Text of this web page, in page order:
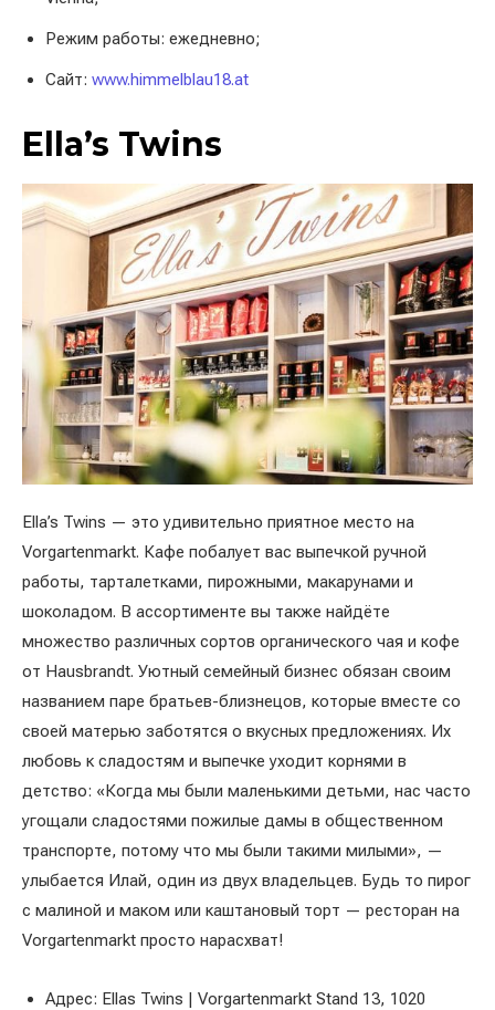
Режим работы: ежедневно;
Сайт: www.himmelblau18.at
Ella’s Twins
Ella’s Twins — это удивительно приятное место на
Vorgartenmarkt. Кафе побалует вас выпечкой ручной
работы, тарталетками, пирожными, макарунами и
шоколадом. В ассортименте вы также найдёте
множество различных сортов органического чая и кофе
от Hausbrandt. Уютный семейный бизнес обязан своим
названием паре братьев-близнецов, которые вместе со
своей матерью заботятся о вкусных предложениях. Их
любовь к сладостям и выпечке уходит корнями в
детство: «Когда мы были маленькими детьми, нас часто
угощали сладостями пожилые дамы в общественном
транспорте, потому что мы были такими милыми», —
улыбается Илай, один из двух владельцев. Будь то пирог
с малиной и маком или каштановый торт — ресторан на
Vorgartenmarkt просто нарасхват!
Адрес: Ellas Twins | Vorgartenmarkt Stand 13, 1020